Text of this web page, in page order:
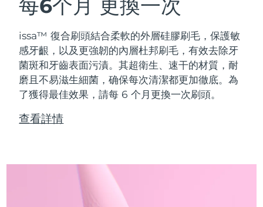
每6个月 更換一次
issa™ 復合刷頭結合柔軟的外層硅膠刷毛，保護敏
感牙齦，以及更強韌的內層杜邦刷毛，有效去除牙
菌斑和牙齒表面污漬。其超衛生、速干的材質，耐
磨且不易滋生細菌，确保每次清潔都更加徹底。為
了獲得最佳效果，請每 6 个月更換一次刷頭。
查看詳情